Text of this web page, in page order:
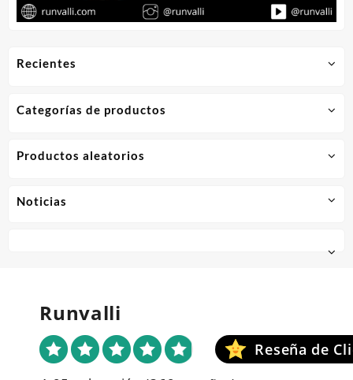
Recientes
Categorías de productos
Productos aleatorios
Noticias
Runvalli